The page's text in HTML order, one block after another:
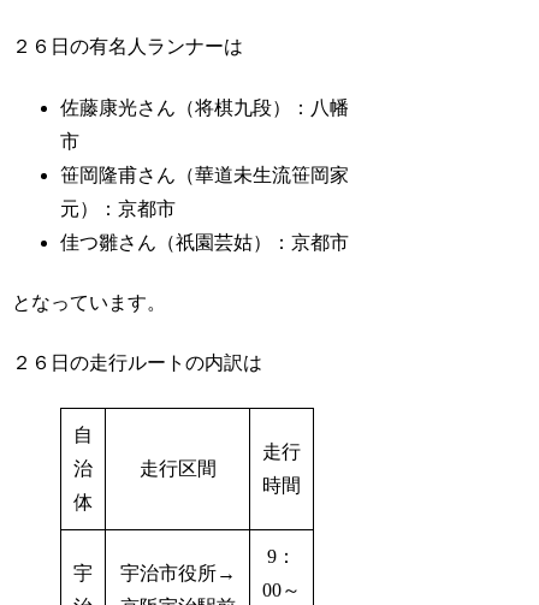
２６日の有名人ランナーは
佐藤康光さん（将棋九段）：八幡
市
笹岡隆甫さん（華道未生流笹岡家
元）：京都市
佳つ雛さん（祇園芸姑）：京都市
となっています。
２６日の走行ルートの内訳は
自
治
体
走行区間
走行
時間
宇
宇治市役所→
9：
00～